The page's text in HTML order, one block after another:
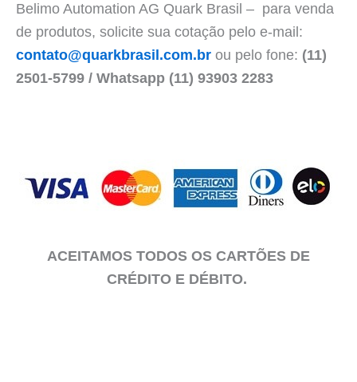
Belimo Automation AG Quark Brasil – para venda
de produtos, solicite sua cotação pelo e-mail:
contato@quarkbrasil.com.br ou pelo fone: (11)
2501-5799 / Whatsapp (11) 93903 2283
ACEITAMOS TODOS OS CARTÕES DE
CRÉDITO E DÉBITO.